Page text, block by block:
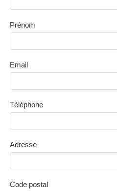
Prénom
Email
Téléphone
Adresse
Code postal